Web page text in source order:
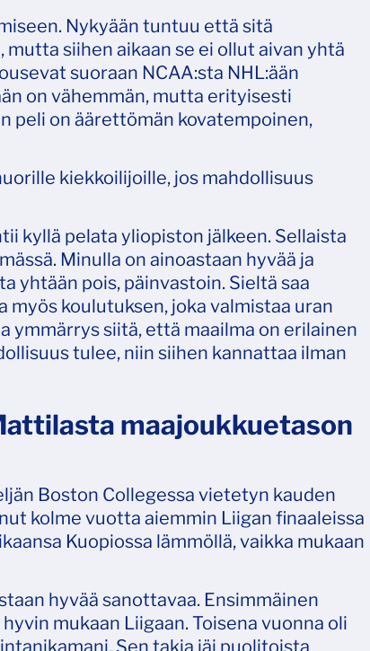
Nykyään tuntuu että sitä
siihen aikaan se ei ollut aivan yhtä
suoraan NCAA:sta NHL:ään
on vähemmän, mutta erityisesti
peli on äärettömän kovatempoinen,
kiekkoilijoille, jos mahdollisuus
kyllä pelata yliopiston jälkeen. Sellaista
Minulla on ainoastaan hyvää ja
yhtään pois, päinvastoin. Sieltä saa
koulutuksen, joka valmistaa uran
ymmärrys siitä, että maailma on erilainen
tulee, niin siihen kannattaa ilman
maajoukkuetason
Boston Collegessa vietetyn kauden
kolme vuotta aiemmin Liigan finaaleissa
Kuopiossa lämmöllä, vaikka mukaan
hyvää sanottavaa. Ensimmäinen
mukaan Liigaan. Toisena vuonna oli